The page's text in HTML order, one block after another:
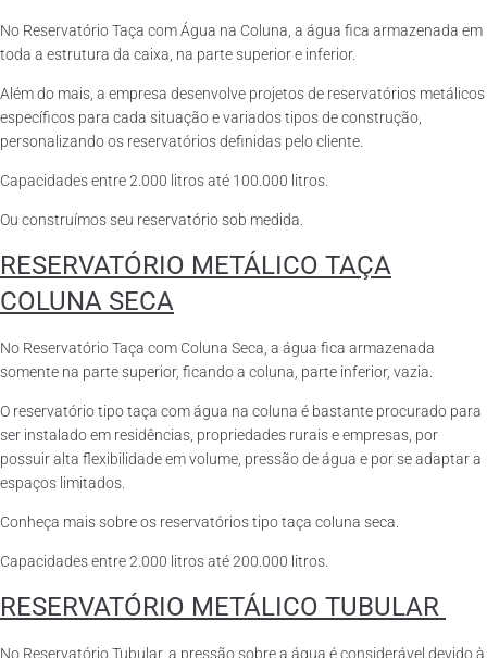
No Reservatório Taça com Água na Coluna, a água fica armazenada em
toda a estrutura da caixa, na parte superior e inferior.
Além do mais, a empresa desenvolve projetos de reservatórios metálicos
específicos para cada situação e variados tipos de construção,
personalizando os reservatórios definidas pelo cliente.
Capacidades entre 2.000 litros até 100.000 litros.
Ou construímos seu reservatório sob medida.
RESERVATÓRIO METÁLICO TAÇA
COLUNA SECA
No Reservatório Taça com Coluna Seca, a água fica armazenada
somente na parte superior, ficando a coluna, parte inferior, vazia.
O reservatório tipo taça com água na coluna é bastante procurado para
ser instalado em residências, propriedades rurais e empresas, por
possuir alta flexibilidade em volume, pressão de água e por se adaptar a
espaços limitados.
Conheça mais sobre os reservatórios tipo taça coluna seca.
Capacidades entre 2.000 litros até 200.000 litros.
RESERVATÓRIO METÁLICO TUBULAR
No Reservatório Tubular, a pressão sobre a água é considerável devido à